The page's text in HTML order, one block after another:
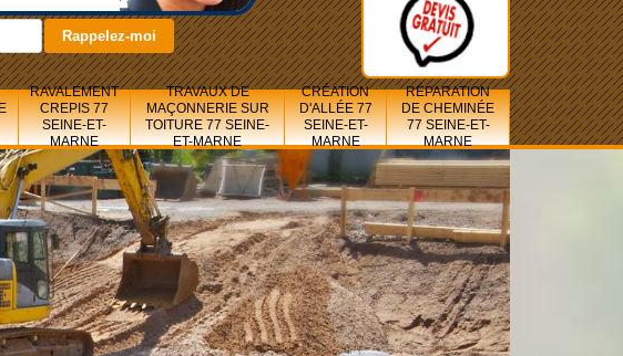
RAVALEMENT
CREPIS 77
SEINE-ET-
MARNE
TRAVAUX DE
MAÇONNERIE SUR
TOITURE 77 SEINE-
ET-MARNE
CRÉATION
D'ALLÉE 77
SEINE-ET-
MARNE
RÉPARATION
DE CHEMINÉE
77 SEINE-ET-
MARNE